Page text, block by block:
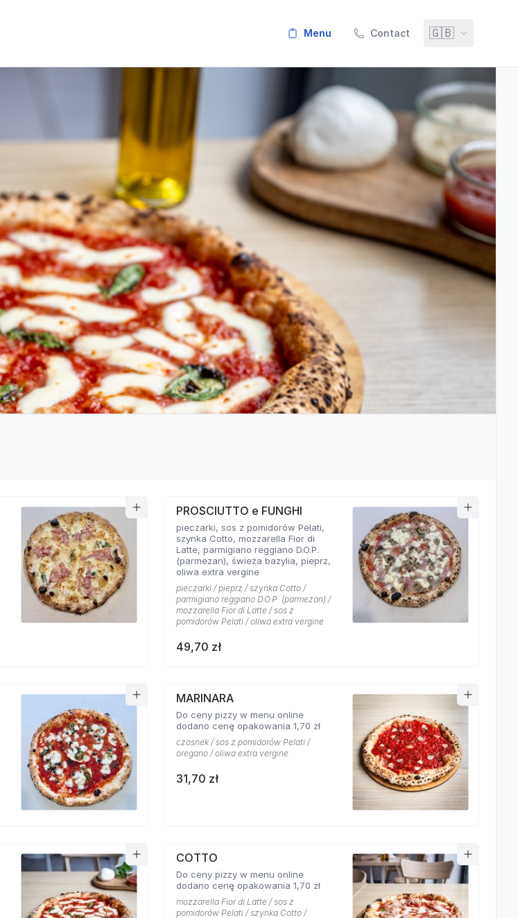
menu Contact 🇬🇧
PROSCIUTTO e FUNGHI
pieczarki, sos z pomidorów Pelati,
szynka Cotto, mozzarella Fior di
Latte, parmigiano reggiano D.O.P.
(parmezan), świeża bazylia, pieprz,
oliwa extra vergine
pieczarki / pieprz / szynka Cotto /
parmigiano reggiano D.O.P. (parmezan) /
mozzarella Fior di Latte / sos z
pomidorów Pelati / oliwa extra vergine
49,70 zł
MARINARA
Do ceny pizzy w menu online
dodano cenę opakowania 1,70 zł
czosnek / sos z pomidorów Pelati /
oregano / oliwa extra vergine
31,70 zł
COTTO
Do ceny pizzy w menu online
dodano cenę opakowania 1,70 zł
mozzarella Fior di Latte / sos z
pomidorów Pelati / szynka Cotto /